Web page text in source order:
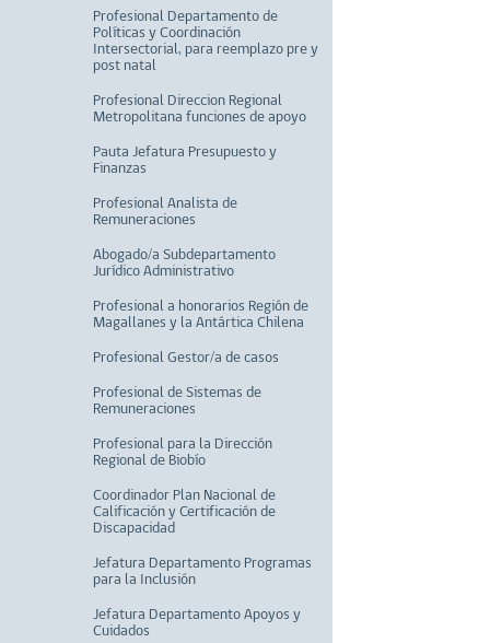
Profesional Departamento de
Políticas y Coordinación
Intersectorial, para reemplazo pre y
post natal
Profesional Direccion Regional
Metropolitana funciones de apoyo
Pauta Jefatura Presupuesto y
Finanzas
Profesional Analista de
Remuneraciones
Abogado/a Subdepartamento
Jurídico Administrativo
Profesional a honorarios Región de
Magallanes y la Antártica Chilena
Profesional Gestor/a de casos
Profesional de Sistemas de
Remuneraciones
Profesional para la Dirección
Regional de Biobío
Coordinador Plan Nacional de
Calificación y Certificación de
Discapacidad
Jefatura Departamento Programas
para la Inclusión
Jefatura Departamento Apoyos y
Cuidados